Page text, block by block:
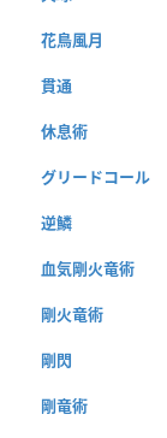
花鳥風月
貫通
休息術
グリードコール
逆鱗
血気剛火竜術
剛火竜術
剛閃
剛竜術